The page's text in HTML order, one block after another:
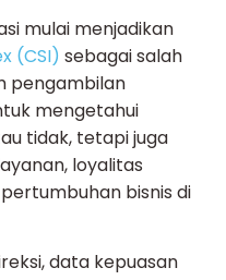
mulai menjadikan
(CSI) sebagai salah
pengambilan
mengetahui
tidak, tetapi juga
loyalitas
bisnis di
data kepuasan